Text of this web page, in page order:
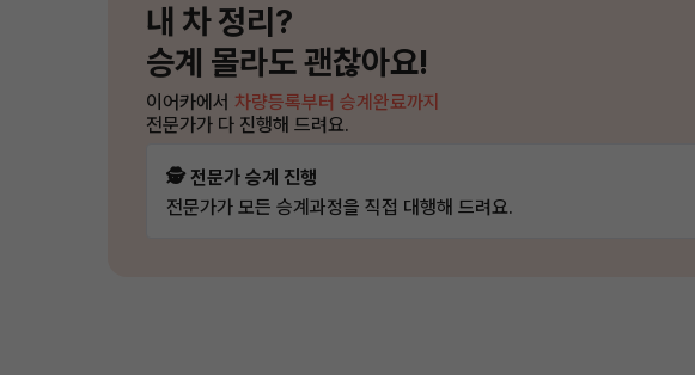
내 차 정리?
승계 몰라도 괜찮아요!
이어카에서 차량등록부터 승계완료까지
전문가가 다 진행해 드려요.
🕵️ 전문가 승계 진행
전문가가 모든 승계과정을 직접 대행해 드려요.